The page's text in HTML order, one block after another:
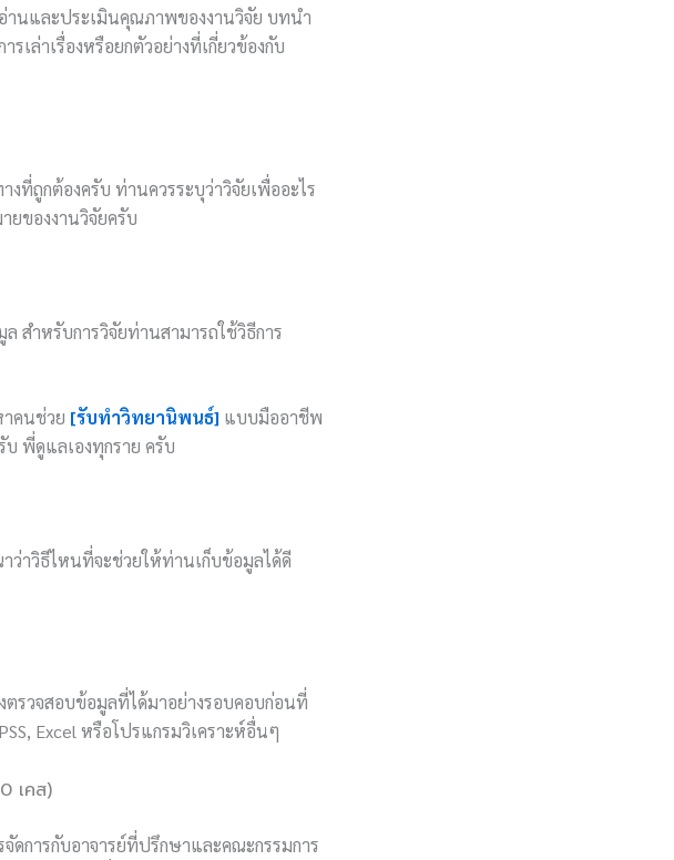
นและประเมินคุณภาพของงานวิจัย บทนำ
เล่าเรื่องหรือยกตัวอย่างที่เกี่ยวข้องกับ
ที่ถูกต้องครับ ท่านควรระบุว่าวิจัยเพื่ออะไร
ยของงานวิจัยครับ
สำหรับการวิจัยท่านสามารถใช้วิธีการ
าคนช่วย [รับทำวิทยานิพนธ์] แบบมืออาชีพ
พี่ดูแลเองทุกราย ครับ
ว่าวิธีไหนที่จะช่วยให้ท่านเก็บข้อมูลได้ดี
รวจสอบข้อมูลที่ได้มาอย่างรอบคอบก่อนที่
Excel หรือโปรแกรมวิเคราะห์อื่นๆ
เคส)
ดการกับอาจารย์ที่ปรึกษาและคณะกรรมการ